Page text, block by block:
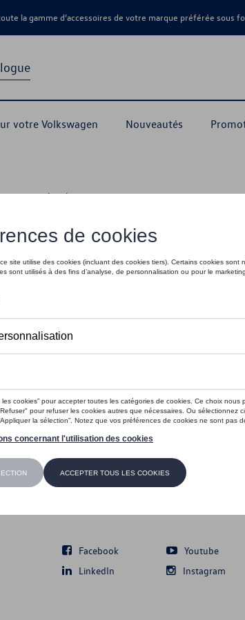
la gamme d’accessoires de votre marque préférée sous
votre Volkswagen Nouveautés
vous recherchez
Facebook
Youtube
LinkedIn
Instagram